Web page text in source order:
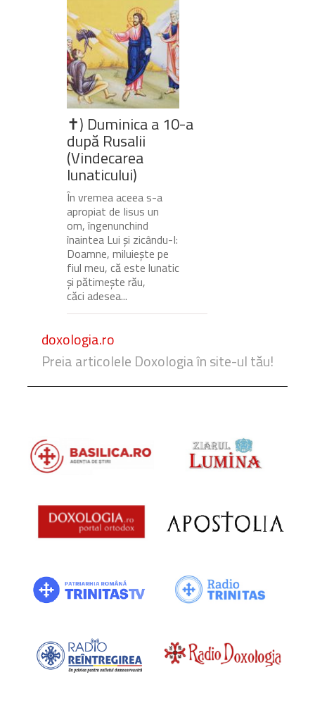
✝) Duminica a 10-a
după Rusalii
(Vindecarea
lunaticului)
În vremea aceea s-a
apropiat de Iisus un
om, îngenunchind
înaintea Lui și zicându-I:
Doamne, miluiește pe
fiul meu, că este lunatic
și pătimește rău,
căci adesea...
doxologia.ro
Preia articolele Doxologia în site-ul tău!